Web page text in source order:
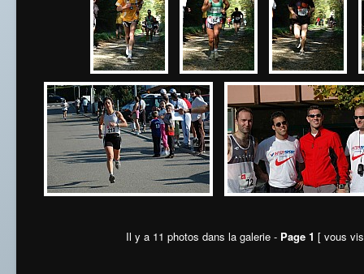
Il y a 11 photos dans la galerie - Page 1 [ vous